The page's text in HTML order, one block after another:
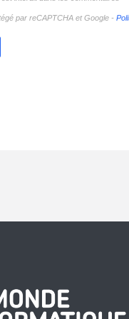
par reCAPTCHA et Google -